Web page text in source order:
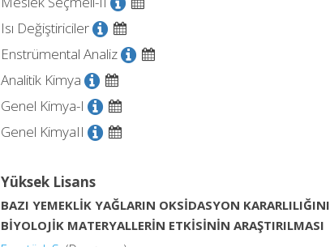
Isı Değiştiriciler
Enstrümental Analiz
Analitik Kimya
Genel Kimya-I
Genel KimyaII
Yüksek Lisans
BAZI YEMEKLİK YAĞLARIN OKSİDASYON
BİYOLOJİK MATERYALLERİN ETKİSİNİN ARAŞTIRILMASI